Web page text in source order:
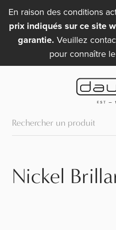
En raison des conditions
prix indiqués sur ce site
garantie. Veuillez
pour connaître
Nickel